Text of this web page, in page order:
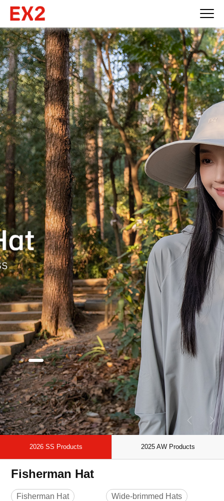
2026 SS Products 2025 AW Products
Fisherman Hat
Fisherman Hat Wide-brimmed Hats